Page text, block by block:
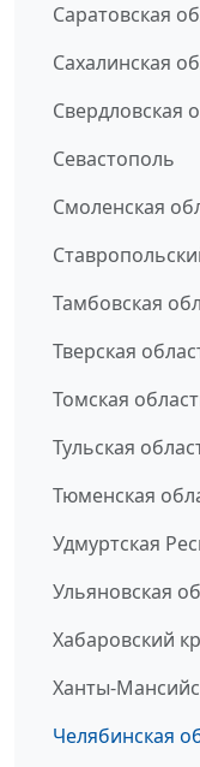
Саратовская
Сахалинская
Свердловская
Севастополь
Смоленская
Тамбовская
Тверская
Томская
Тульская
Тюменская
Удмуртская
Ульяновская
Хабаровский
Ханты-
Челябинская